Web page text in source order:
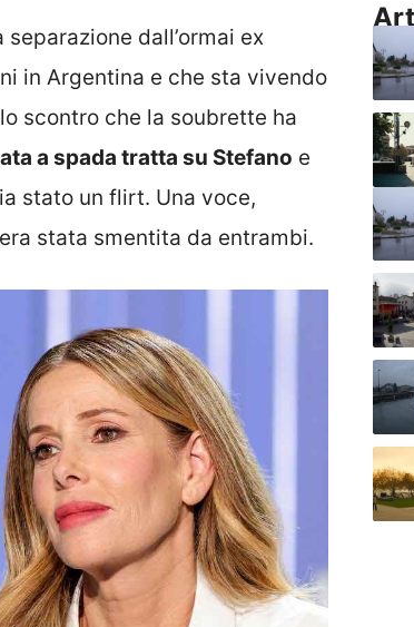
dall’ormai ex
in Argentina e che sta vivendo
scontro che la soubrette ha
a spada tratta su Stefano e
stato un flirt. Una voce,
stata smentita da entrambi.